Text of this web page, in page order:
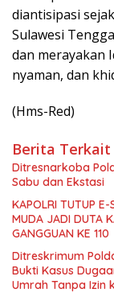
diantisipasi
Sulawesi
dan merayakan
nyaman, dan
(Hms-Red)
Berita Terkait
Ditresnarkoba
Sabu dan Ekstasi
KAPOLRI TUTUP E-
MUDA JADI DUTA
GANGGUAN KE 110
Ditreskrimum
Bukti Kasus
Umrah Tanpa Izin